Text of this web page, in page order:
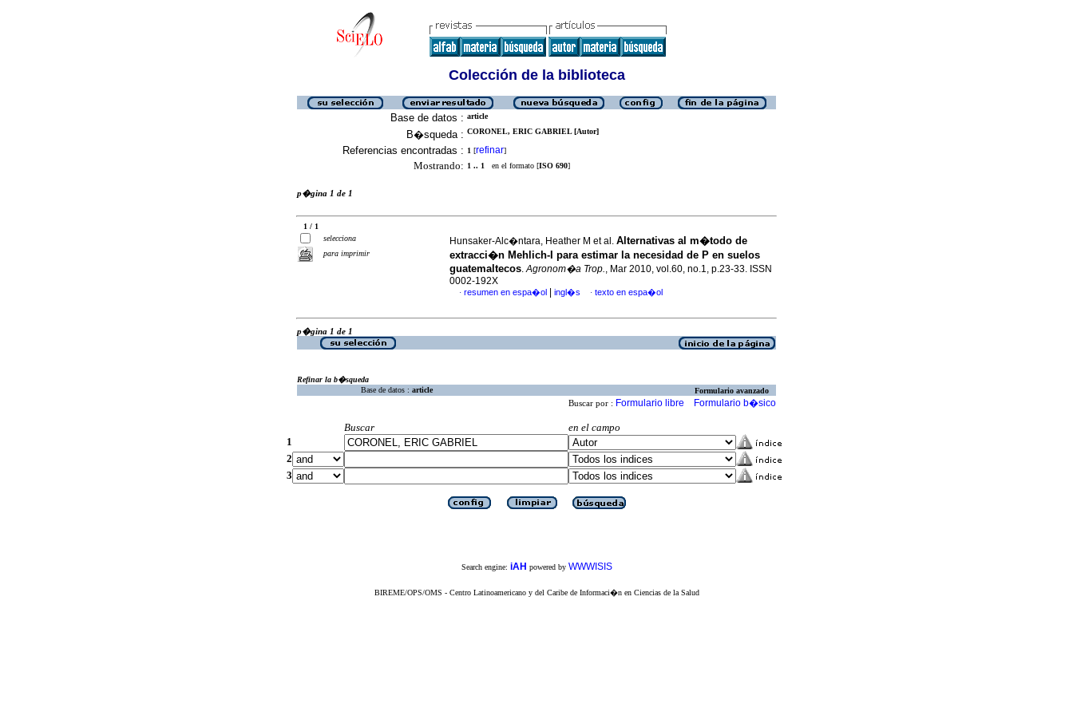
Colección de la biblioteca
Base de datos : article
B�squeda : CORONEL, ERIC GABRIEL [Autor]
Referencias encontradas : 1 [refinar]
Mostrando: 1 .. 1 en el formato [ISO 690]
p�gina 1 de 1
1 / 1
selecciona
para imprimir
Hunsaker-Alc�ntara, Heather M et al. Alternativas al m�todo de
extracci�n Mehlich-I para estimar la necesidad de P en suelos
guatemaltecos.Agronom�a Trop., Mar 2010, vol.60, no.1, p.23-33. ISSN
0002-192X
· resumen en espa�ol ingl�s · texto en espa�ol
p�gina 1 de 1
Refinar la b�squeda
Base de datos : article Formulario avanzado
Buscar por : Formulario libre Formulario b�sico
Buscar
en el campo
1
2
3
Search engine: iAH powered by WWWISIS
BIREME/OPS/OMS - Centro Latinoamericano y del Caribe de Informaci�n en Ciencias de la Salud